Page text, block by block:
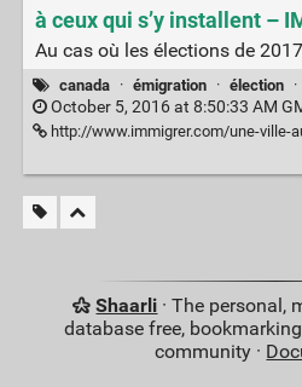
à ceux qui s’y installent –
Au cas où les élections de
canada · émigration · élection ·
October 5, 2016 at 8:50:33 AM
http://www.immigrer.com/une-ville-au-canada-offre-
Shaarli · The personal,
database free,
community ·